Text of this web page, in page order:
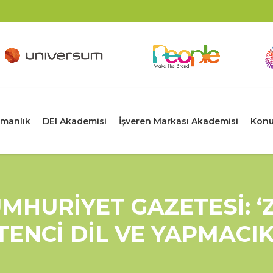
DEI Akademisi İşveren Markası Akademisi
GAZETESİ:
DİL VE